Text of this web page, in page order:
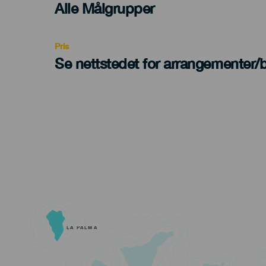
Edad
Recomendada
Alle Målgrupper
Pris
Se nettstedet for arrangementer/
LA PALMA